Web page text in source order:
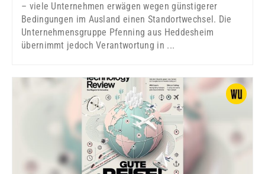
– viele Unternehmen erwägen wegen günstigerer
Bedingungen im Ausland einen Standortwechsel. Die
Unternehmensgruppe Pfenning aus Heddesheim
übernimmt jedoch Verantwortung in ...